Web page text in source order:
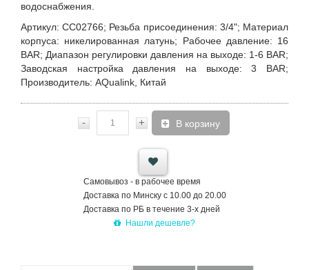
водоснабжения.
Артикул: СС02766; Резьба присоединения: 3/4"; Материал
корпуса: никелированная латунь; Рабочее давление: 16
BAR; Диапазон регулировки давления на выходе: 1-6 BAR;
Заводская настройка давления на выходе: 3 BAR;
Производитель: AQualink, Китай
- + В корзину
Самовывоз - в рабочее время
Доставка по Минску с 10.00 до 20.00
Доставка по РБ в течение 3-х дней
Нашли дешевле?